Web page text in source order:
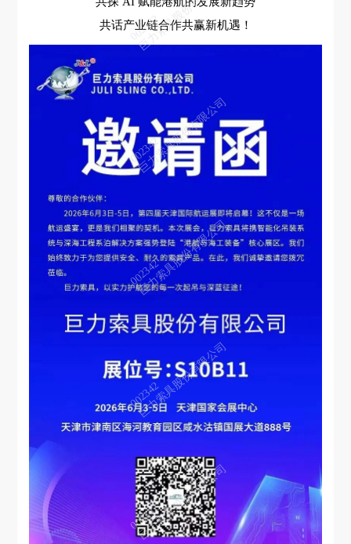
共话产业链合作共赢新机遇！
002342
002342
巨力索具股份有限公司
002342
巨力索具股份有限公司
002342
巨力索具股份有限公司
002342
巨力索具股份有限公司